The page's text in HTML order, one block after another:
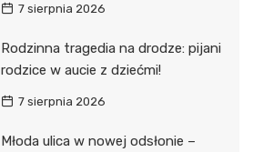
7 sierpnia 2026
Rodzinna tragedia na drodze: pijani
rodzice w aucie z dziećmi!
7 sierpnia 2026
Młoda ulica w nowej odsłonie –